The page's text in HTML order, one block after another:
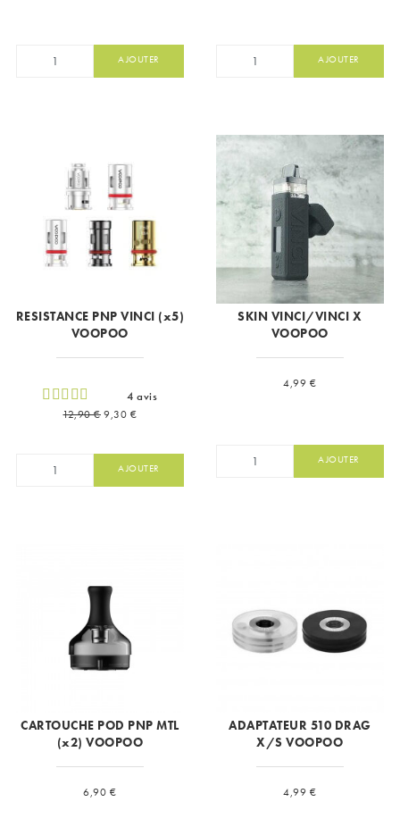
AJOUTER AJOUTER
RESISTANCE PNP VINCI (x5)
VOOPOO
4 avis
Prix de base
12,90 €Prix
9,30 €
AJOUTER
SKIN VINCI/VINCI X
VOOPOO
Prix
4,99 €
AJOUTER
CARTOUCHE POD PNP MTL
(x2) VOOPOO
Prix
6,90 €
ADAPTATEUR 510 DRAG
X/S VOOPOO
Prix
4,99 €